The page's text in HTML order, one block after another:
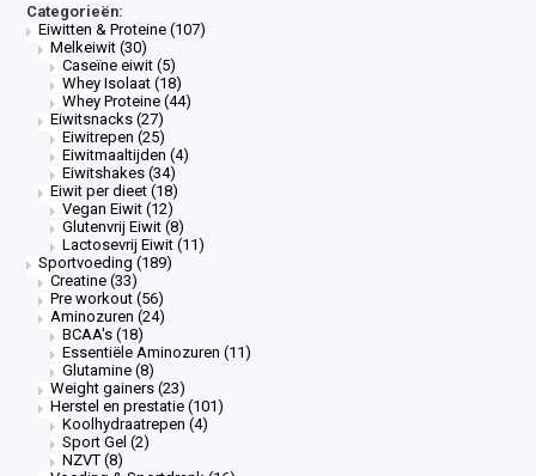
Categorieën:
Eiwitten & Proteine(107)
Melkeiwit(30)
Caseïne eiwit(5)
Whey Isolaat(18)
Whey Proteine(44)
Eiwitsnacks(27)
Eiwitrepen(25)
Eiwitmaaltijden(4)
Eiwitshakes(34)
Eiwit per dieet(18)
Vegan Eiwit(12)
Glutenvrij Eiwit(8)
Lactosevrij Eiwit(11)
Sportvoeding(189)
Creatine(33)
Pre workout(56)
Aminozuren(24)
BCAA's(18)
Essentiële Aminozuren(11)
Glutamine(8)
Weight gainers(23)
Herstel en prestatie(101)
Koolhydraatrepen(4)
Sport Gel(2)
NZVT(8)